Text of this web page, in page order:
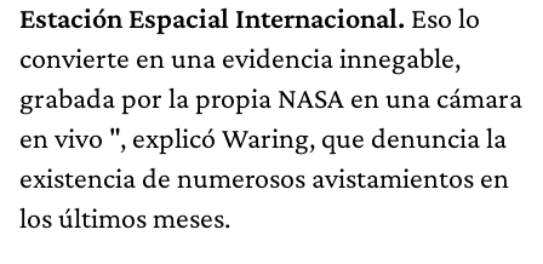
Estación Espacial Internacional. Eso lo
convierte en una evidencia innegable,
grabada por la propia NASA en una cámara
en vivo ", explicó Waring, que denuncia la
existencia de numerosos avistamientos en
los últimos meses.